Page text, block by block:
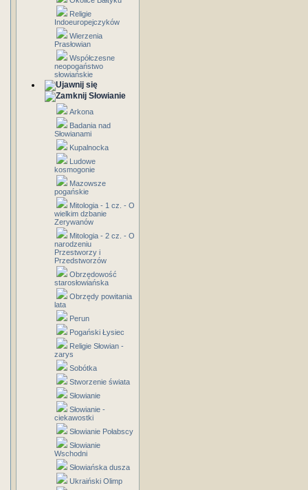
Religie
Indoeuropejczyków
Wierzenia
Prasłowian
Współczesne
neopogaństwo
słowiańskie
Słowianie
Arkona
Badania nad
Słowianami
Kupalnocka
Ludowe
kosmogonie
Mazowsze
pogańskie
Mitologia - 1 cz. - O
wielkim dzbanie
Zerywanów
Mitologia - 2 cz. - O
narodzeniu
Przestworzy i
Przedstworzów
Obrzędowość
starosłowiańska
Obrzędy powitania
lata
Perun
Pogański Łysiec
Religie Słowian -
zarys
Sobótka
Stworzenie świata
Słowianie
Słowianie -
ciekawostki
Słowianie Połabscy
Słowianie
Wschodni
Słowiańska dusza
Ukraiński Olimp